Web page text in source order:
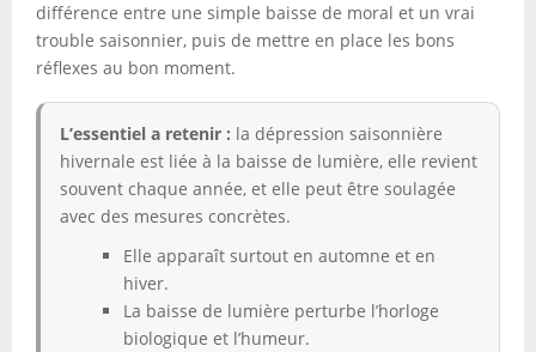
différence entre une simple baisse de moral et un vrai
trouble saisonnier, puis de mettre en place les bons
réflexes au bon moment.
L’essentiel a retenir : la dépression saisonnière
hivernale est liée à la baisse de lumière, elle revient
souvent chaque année, et elle peut être soulagée
avec des mesures concrètes.
Elle apparaît surtout en automne et en
hiver.
La baisse de lumière perturbe l’horloge
biologique et l’humeur.